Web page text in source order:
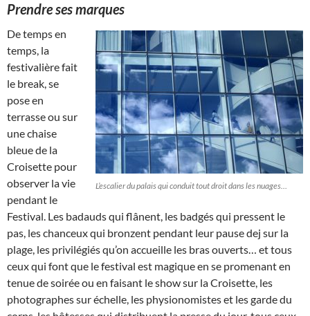
Prendre ses marques
L’escalier du palais qui conduit tout droit dans les nuages…
De temps en
temps, la
festivalière fait
le break, se
pose en
terrasse ou sur
une chaise
bleue de la
Croisette pour
observer la vie
pendant le
Festival. Les badauds qui flânent, les badgés qui pressent le
pas, les chanceux qui bronzent pendant leur pause dej sur la
plage, les privilégiés qu’on accueille les bras ouverts… et tous
ceux qui font que le festival est magique en se promenant en
tenue de soirée ou en faisant le show sur la Croisette, les
photographes sur échelle, les physionomistes et les garde du